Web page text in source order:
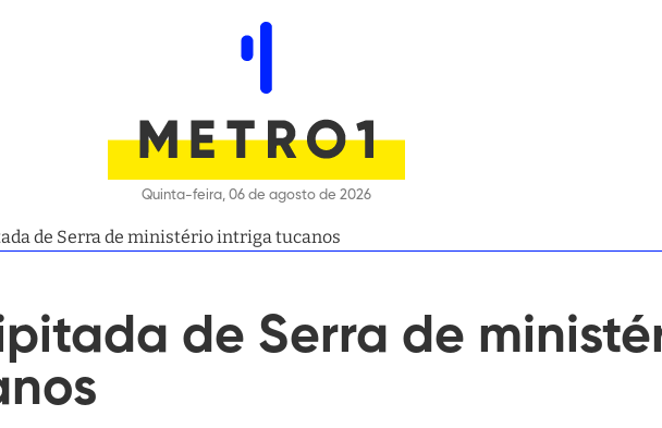
Quinta-feira, 06 de agosto de 2026
de Serra de ministério intriga tucanos
de Serra de